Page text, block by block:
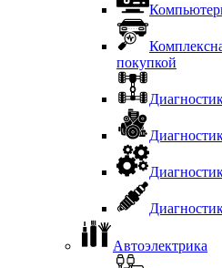
покупкой
Автоэлектрика